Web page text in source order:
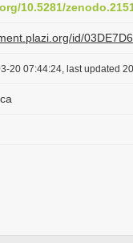
10.5281/
id/
20 07:44:24, last updated